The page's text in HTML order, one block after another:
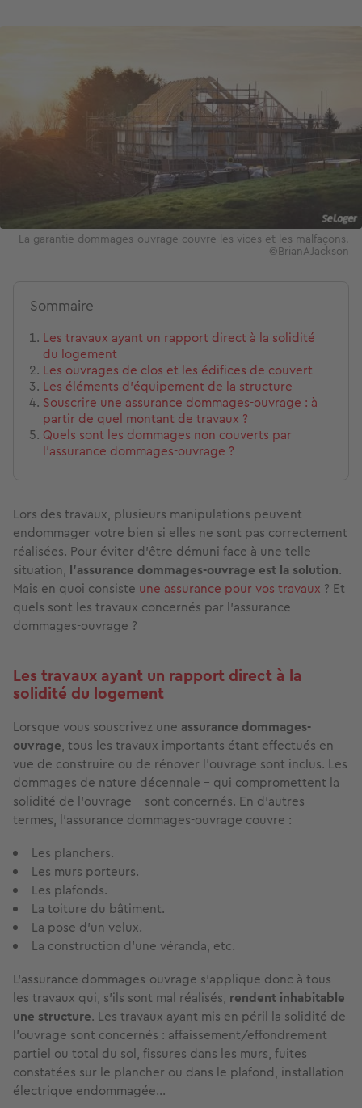
La garantie dommages-ouvrage couvre les vices et les malfaçons.
©BrianAJackson
Sommaire
Les travaux ayant un rapport direct à la solidité
du logement
Les ouvrages de clos et les édifices de couvert
Les éléments d'équipement de la structure
Souscrire une assurance dommages-ouvrage : à
partir de quel montant de travaux ?
Quels sont les dommages non couverts par
l’assurance dommages-ouvrage ?
Lors des travaux, plusieurs manipulations peuvent
endommager votre bien si elles ne sont pas correctement
réalisées. Pour éviter d’être démuni face à une telle
situation, l’assurance dommages-ouvrage est la solution.
Mais en quoi consiste une assurance pour vos travaux ? Et
quels sont les travaux concernés par l’assurance
dommages-ouvrage ?
Les travaux ayant un rapport direct à la
solidité du logement
Lorsque vous souscrivez une assurance dommages-
ouvrage, tous les travaux importants étant effectués en
vue de construire ou de rénover l’ouvrage sont inclus. Les
dommages de nature décennale - qui compromettent la
solidité de l’ouvrage - sont concernés. En d’autres
termes, l’assurance dommages-ouvrage couvre :
Les planchers.
Les murs porteurs.
Les plafonds.
La toiture du bâtiment.
La pose d’un velux.
La construction d'une véranda, etc.
L’assurance dommages-ouvrage s’applique donc à tous
les travaux qui, s’ils sont mal réalisés, rendent inhabitable
une structure. Les travaux ayant mis en péril la solidité de
l’ouvrage sont concernés : affaissement/effondrement
partiel ou total du sol, fissures dans les murs, fuites
constatées sur le plancher ou dans le plafond, installation
électrique endommagée...